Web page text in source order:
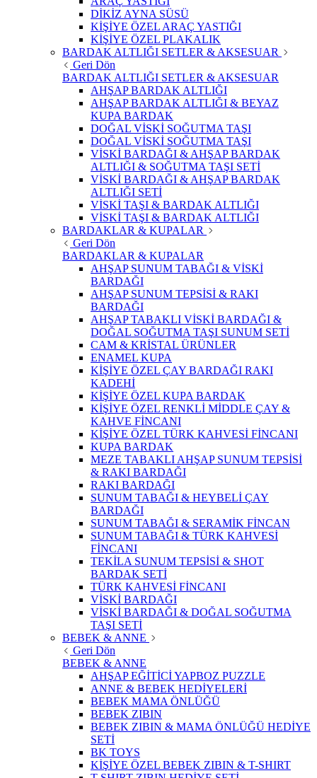
DİKİZ AYNA SÜSÜ
KİŞİYE ÖZEL ARAÇ YASTIĞI
KİŞİYE ÖZEL PLAKALIK
BARDAK ALTLIĞI SETLER & AKSESUAR
Geri Dön
BARDAK ALTLIĞI SETLER & AKSESUAR
AHŞAP BARDAK ALTLIĞI
AHŞAP BARDAK ALTLIĞI & BEYAZ
KUPA BARDAK
DOĞAL VİSKİ SOĞUTMA TAŞI
DOĞAL VİSKİ SOĞUTMA TAŞI
VİSKİ BARDAĞI & AHŞAP BARDAK
ALTLIĞI & SOĞUTMA TAŞI SETİ
VİSKİ BARDAĞI & AHŞAP BARDAK
ALTLIĞI SETİ
VİSKİ TAŞI & BARDAK ALTLIĞI
VİSKİ TAŞI & BARDAK ALTLIĞI
BARDAKLAR & KUPALAR
Geri Dön
BARDAKLAR & KUPALAR
AHŞAP SUNUM TABAĞI & VİSKİ
BARDAĞI
AHŞAP SUNUM TEPSİSİ & RAKI
BARDAĞI
AHŞAP TABAKLI VİSKİ BARDAĞI &
DOĞAL SOĞUTMA TAŞI SUNUM SETİ
CAM & KRİSTAL ÜRÜNLER
ENAMEL KUPA
KİŞİYE ÖZEL ÇAY BARDAĞI RAKI
KADEHİ
KİŞİYE ÖZEL KUPA BARDAK
KİŞİYE ÖZEL RENKLİ MİDDLE ÇAY &
KAHVE FİNCANI
KİŞİYE ÖZEL TÜRK KAHVESİ FİNCANI
KUPA BARDAK
MEZE TABAKLI AHŞAP SUNUM TEPSİSİ
& RAKI BARDAĞI
RAKI BARDAĞI
SUNUM TABAĞI & HEYBELİ ÇAY
BARDAĞI
SUNUM TABAĞI & SERAMİK FİNCAN
SUNUM TABAĞI & TÜRK KAHVESİ
FİNCANI
TEKİLA SUNUM TEPSİSİ & SHOT
BARDAK SETİ
TÜRK KAHVESİ FİNCANI
VİSKİ BARDAĞI
VİSKİ BARDAĞI & DOĞAL SOĞUTMA
TAŞI SETİ
BEBEK & ANNE
Geri Dön
BEBEK & ANNE
AHŞAP EĞİTİCİ YAPBOZ PUZZLE
ANNE & BEBEK HEDİYELERİ
BEBEK MAMA ÖNLÜĞÜ
BEBEK ZIBIN
BEBEK ZIBIN & MAMA ÖNLÜĞÜ HEDİYE
SETİ
BK TOYS
KİŞİYE ÖZEL BEBEK ZIBIN & T-SHIRT